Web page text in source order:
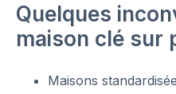
Quelques
maison clé sur
Maisons